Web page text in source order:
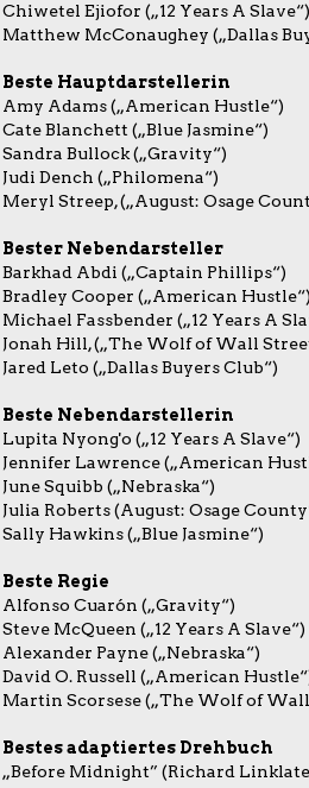
Chiwetel Ejiofor („12 Years A Slave“)
Matthew McConaughey („Dallas
Beste Hauptdarstellerin
Amy Adams („American Hustle“)
Cate Blanchett („Blue Jasmine“)
Sandra Bullock („Gravity“)
Judi Dench („Philomena“)
Meryl Streep, („August: Osage
Bester Nebendarsteller
Barkhad Abdi („Captain Phillips“)
Bradley Cooper („American Hustle“)
Michael Fassbender („12 Years A
Jonah Hill, („The Wolf of Wall
Jared Leto („Dallas Buyers Club“)
Beste Nebendarstellerin
Lupita Nyong'o („12 Years A Slave“)
Jennifer Lawrence („American
June Squibb („Nebraska“)
Julia Roberts (August: Osage
Sally Hawkins („Blue Jasmine“)
Beste Regie
Alfonso Cuarón („Gravity“)
Steve McQueen („12 Years A Slave“)
Alexander Payne („Nebraska“)
David O. Russell („American
Martin Scorsese („The Wolf of
Bestes adaptiertes Drehbuch
„Before Midnight” (Richard